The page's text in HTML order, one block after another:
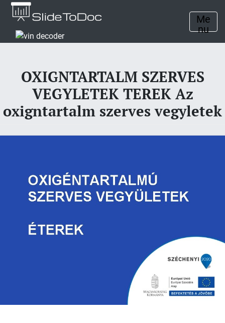
Me
nu
OXIGNTARTALM SZERVES
VEGYLETEK TEREK Az
oxigntartalm szerves vegyletek